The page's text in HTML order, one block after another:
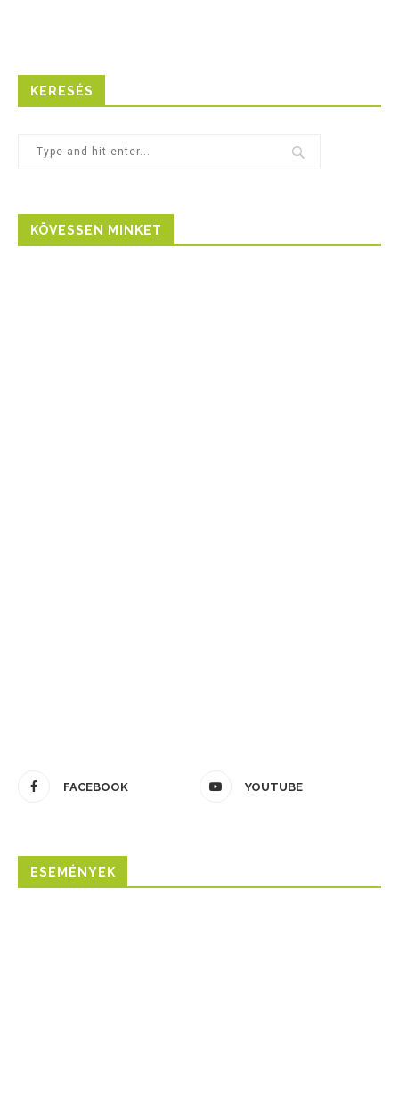
KERESÉS
KÖVESSEN MINKET
FACEBOOK YOUTUBE
ESEMÉNYEK